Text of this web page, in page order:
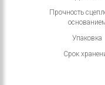
Прочность
Упаковка
Срок